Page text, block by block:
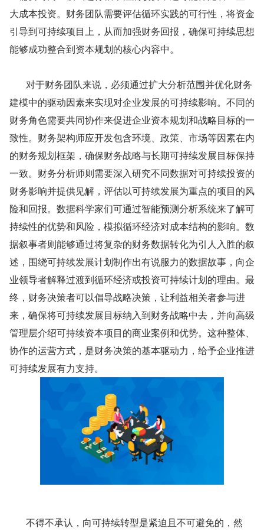
大成本投资。财务团队需要评估循环实践的可行性，将资金
引导到可持续项目上，从而加强财务回报，确保可持续思想
能够成功整合到资本规划的核心内容中。
对于财务团队来说，必须通过扩大分析范围并优化财务
建模中的驱动因素来实现对企业发展的可持续影响。不同的
财务角色需要共同协作来促进企业资本规划和战略目标的一
致性。财务架构师应开发包含环境、政策、市场等因素在内
的财务规划框架，确保财务战略与长期可持续发展目标保持
一致。财务分析师则需要深入研究不同数据对可持续投资的
财务影响并提供见解，评估以可持续发展为重点的项目的风
险和回报。数据科学家们可通过智能预测分析系统来了解可
持续性的优势和风险，模拟循环经济对成本结构的影响。数
据叙事者则能够通过将复杂的财务数据转化为引人入胜的叙
述，围绕可持续发展计划制作出有说服力的数据故事，向企
业领导者解释过渡到循环经济或投资可持续计划的理由。最
终，财务决策者可以倡导战略决策，让利益相关者参与进
来，确保将可持续发展目标纳入到财务战略中去，并向高级
管理层介绍可持续资本项目的商业案例和优势。这种整体、
协作的运营方式，是财务决策的基本驱动力，给予企业推进
可持续发展有力支持。
不得不承认，向可持续转型是紧迫且不可避免的，然